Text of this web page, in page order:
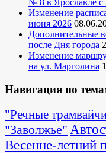
Изменение
июня 2026
Дополнительные
после Дня города
Изменение
на ул. Марголина
Навигация по
"Речные
"Заволжье"
Весенне-летний